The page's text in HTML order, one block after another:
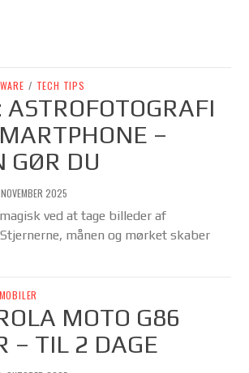
/ TECH TIPS
ASTROFOTOGRAFI
–
GØR DU
2025
ved at tage billeder af
månen og mørket skaber
MOBILER
MOTO G86
– TIL 2 DAGE